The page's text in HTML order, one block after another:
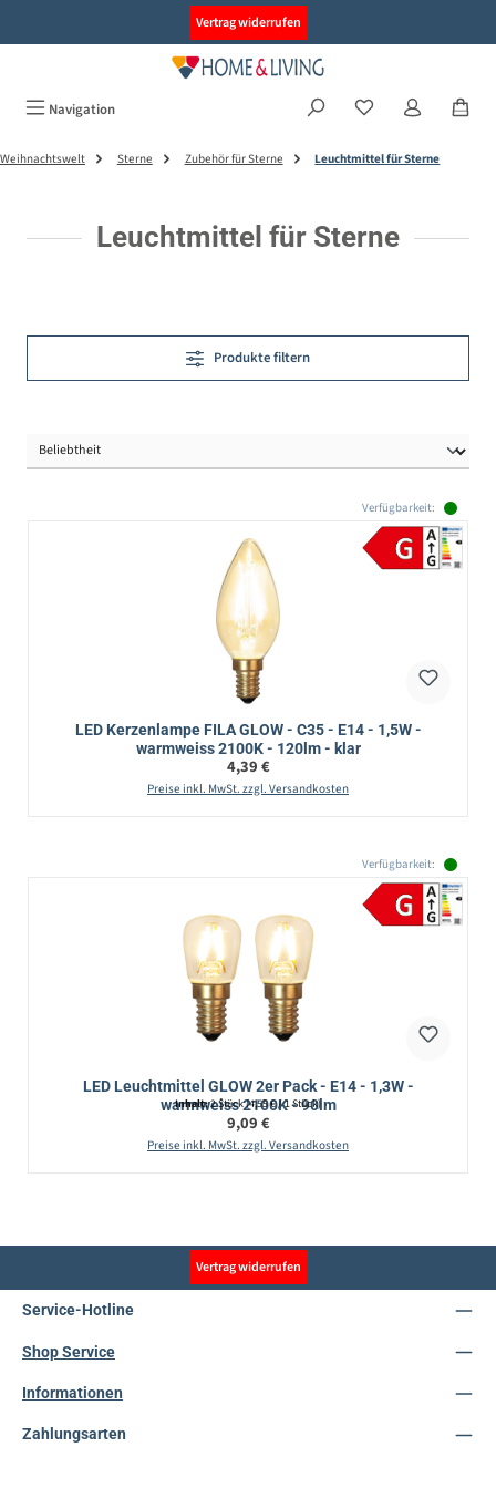
Vertrag widerrufen
Navigation
Weihnachtswelt Sterne Zubehör für Sterne Leuchtmittel für Sterne
Leuchtmittel für Sterne
Produkte filtern
Verfügbarkeit:
LED Kerzenlampe FILA GLOW - C35 - E14 - 1,5W -
warmweiss 2100K - 120lm - klar
Regulärer Preis:
4,39 €
Preise inkl. MwSt. zzgl. Versandkosten
Verfügbarkeit:
LED Leuchtmittel GLOW 2er Pack - E14 - 1,3W -
warmweiss 2100K - 90lm
Inhalt:2 Stück(4,55 € / 1 Stück)
Regulärer Preis:
9,09 €
Preise inkl. MwSt. zzgl. Versandkosten
Vertrag widerrufen
Service-Hotline
Shop Service
Informationen
Zahlungsarten